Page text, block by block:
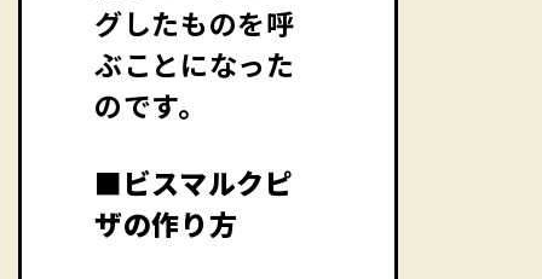
グしたものを呼
ぶことになった
のです。
■ビスマルクピ
ザの作り方